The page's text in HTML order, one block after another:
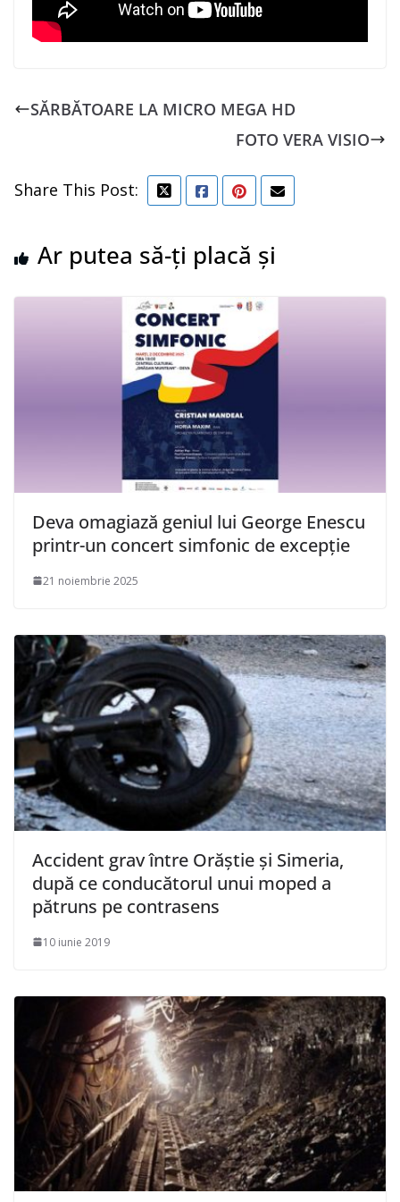
SĂRBĂTOARE LA MICRO MEGA HD
FOTO VERA VISIO
Share This Post:
Ar putea să-ți placă și
Deva omagiază geniul lui George Enescu
printr-un concert simfonic de excepție
21 noiembrie 2025
Accident grav între Orăștie și Simeria,
după ce conducătorul unui moped a
pătruns pe contrasens
10 iunie 2019